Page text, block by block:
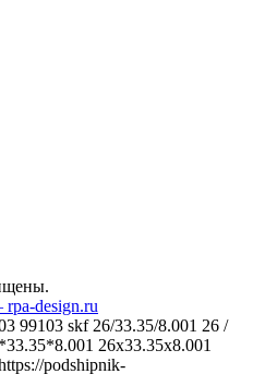
99103 skf 26/33.35/8.001 26 /
26x33.35x8.001
podshipnik-